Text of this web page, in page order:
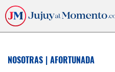
NOSOTRAS | AFORTUNADA